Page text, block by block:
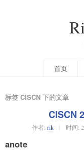
首页
标签 CISCN 下的文章
CISCN
作者: rik 时间:
anote